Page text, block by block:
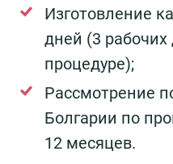
Изготовление
дней (3 рабочих
процедуре);
Рассмотрение
Болгарии по
12 месяцев.